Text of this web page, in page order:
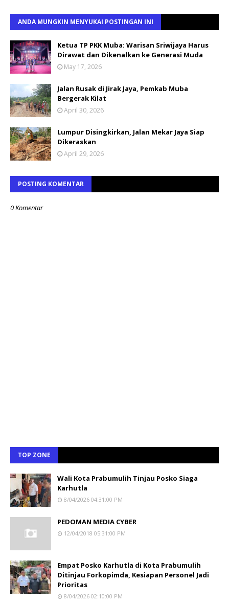
ANDA MUNGKIN MENYUKAI POSTINGAN INI
Ketua TP PKK Muba: Warisan Sriwijaya Harus
Dirawat dan Dikenalkan ke Generasi Muda
May 17, 2026
Jalan Rusak di Jirak Jaya, Pemkab Muba
Bergerak Kilat
April 30, 2026
Lumpur Disingkirkan, Jalan Mekar Jaya Siap
Dikeraskan
April 29, 2026
POSTING KOMENTAR
0 Komentar
TOP ZONE
Wali Kota Prabumulih Tinjau Posko Siaga
Karhutla
8/04/2026 04:31:00 PM
PEDOMAN MEDIA CYBER
12/04/2018 05:31:00 PM
Empat Posko Karhutla di Kota Prabumulih
Ditinjau Forkopimda, Kesiapan Personel Jadi
Prioritas
8/04/2026 02:10:00 PM